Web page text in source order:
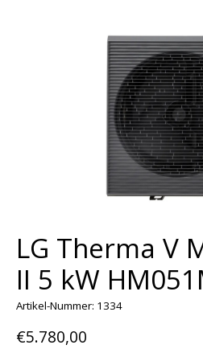
LG Therma V
II 5 kW
Artikel-Nummer: 1334
€5.780,00